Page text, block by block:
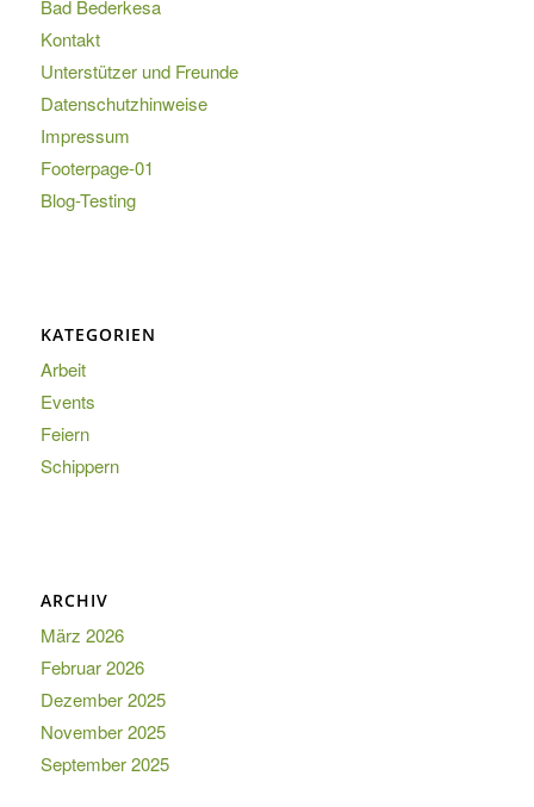
Bad Bederkesa
Kontakt
Unterstützer und Freunde
Datenschutzhinweise
Impressum
Footerpage-01
Blog-Testing
KATEGORIEN
Arbeit
Events
Feiern
Schippern
ARCHIV
März 2026
Februar 2026
Dezember 2025
November 2025
September 2025